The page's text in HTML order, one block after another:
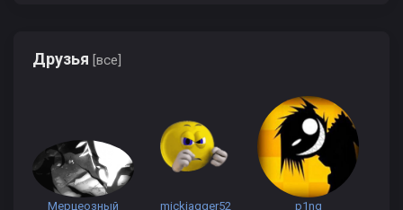
Друзья [все]
Мерцеозный mickjagger52 p1ng